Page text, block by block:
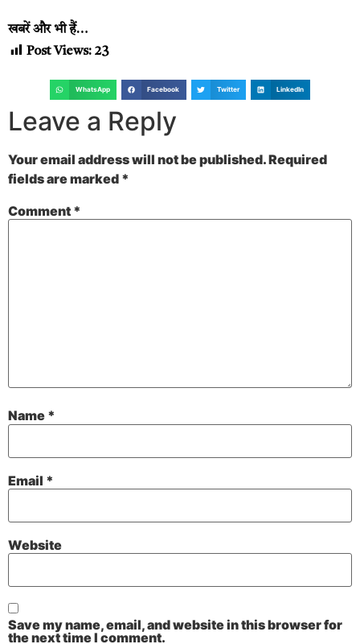
खबरें और भी हैं…
Post Views: 23
WhatsApp Facebook Twitter LinkedIn
Leave a Reply
Your email address will not be published.Required
fields are marked *
Comment *
Name *
Email *
Website
Save my name, email, and website in this browser for
the next time I comment.